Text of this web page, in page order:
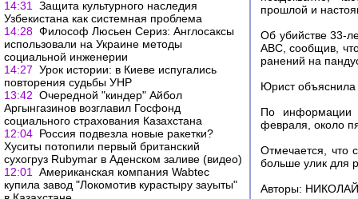
14:31
Защита культурного наследия
Узбекистана как системная проблема
14:28 Философ Люсьен Сериз: Англосаксы
использовали на Украине методы
социальной инженерии
14:27 Урок истории: в Киеве испугались
повторения судьбы УНР
13:42 Очередной "киндер" Айбол
Аргынгазинов возглавил Госфонд
социального страхования Казахстана
12:04 Россия подвезла новые ракетки?
Хуситы потопили первый британский
сухогруз Rubymar в Аденском заливе (видео)
12:01
Американская компания Wabtec
купила завод "Локомотив курастыру зауыты"
прошлой и
Об убийстве 33-
ABC, сообщив,
ранений на
Юрист объяснила
По информации
февраля, около
Отмечается, что
больше улик для
Авторы: